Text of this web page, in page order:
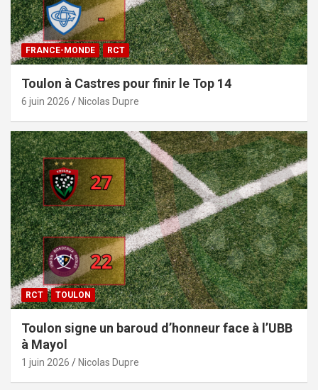
FRANCE-MONDE RCT
Toulon à Castres pour finir le Top 14
6 juin 2026 Nicolas Dupre
RCT TOULON
Toulon signe un baroud d’honneur face à l’UBB
à Mayol
1 juin 2026 Nicolas Dupre